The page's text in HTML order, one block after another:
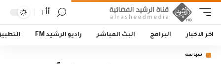
أأ
اخر الاخبار البرامج البث المباشر راديو الرشيد FM
سياسة